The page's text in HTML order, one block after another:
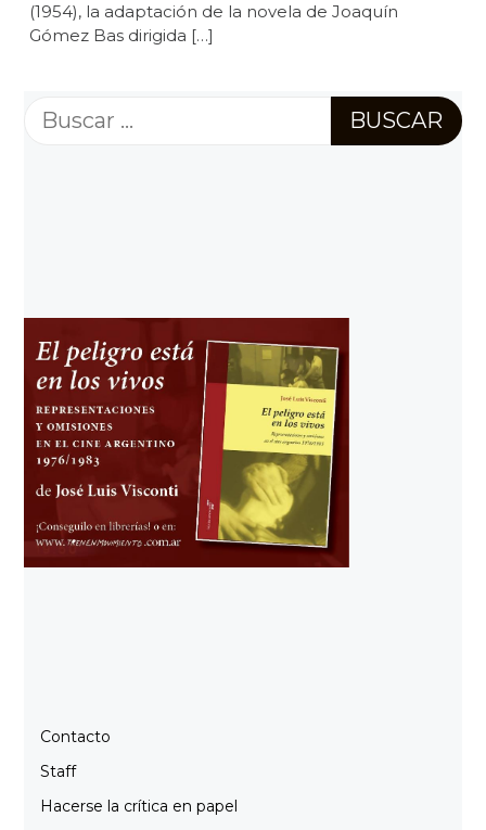
(1954), la adaptación de la novela de Joaquín
Gómez Bas dirigida […]
Buscar:
Contacto
Staff
Hacerse la crítica en papel